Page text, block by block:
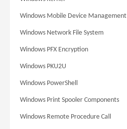
Windows Mobile Device Management
Windows Network File System
Windows PFX Encryption
Windows PKU2U
Windows PowerShell
Windows Print Spooler Components
Windows Remote Procedure Call